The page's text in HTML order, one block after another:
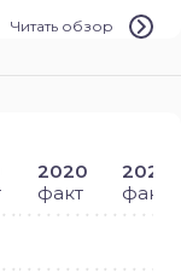
Читать обзор
2020
факт
2021
факт